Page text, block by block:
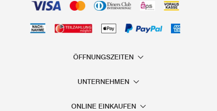
ÖFFNUNGSZEITEN
UNTERNEHMEN
ONLINE EINKAUFEN